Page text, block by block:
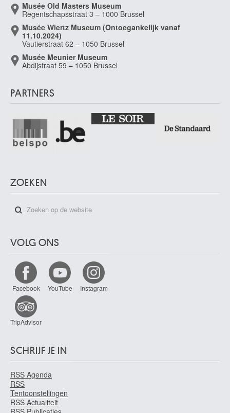
Musée Old Masters Museum
Regentschapsstraat 3 – 1000 Brussel
Musée Wiertz Museum (Ontoegankelijk vanaf
11.10.2024)
Vautierstraat 62 – 1050 Brussel
Musée Meunier Museum
Abdijstraat 59 – 1050 Brussel
PARTNERS
ZOEKEN
VOLG ONS
Facebook YouTube Instagram
TripAdvisor
SCHRIJF JE IN
RSS Agenda
RSS
Tentoonstellingen
RSS Actualiteit